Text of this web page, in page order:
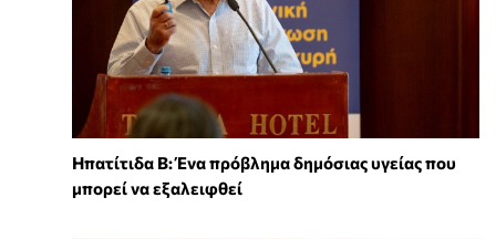
Ηπατίτιδα Β: Ένα πρόβλημα δημόσιας υγείας που
μπορεί να εξαλειφθεί